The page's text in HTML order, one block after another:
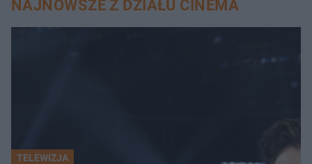
NAJNOWSZE Z DZIAŁU CINEMA
TELEWIZJA